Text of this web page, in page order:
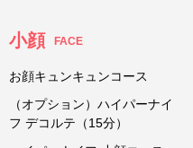
小顔 FACE
お顔キュンキュンコース
（オプション）ハイパーナイ
フ デコルテ（15分）